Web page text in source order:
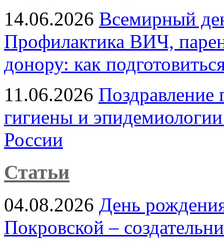
14.06.2026 Всемирный
Профилактика ВИЧ,
донору: как
11.06.2026 Поздравление
гигиены и
России
Статьи
04.08.2026 День
Покровской –